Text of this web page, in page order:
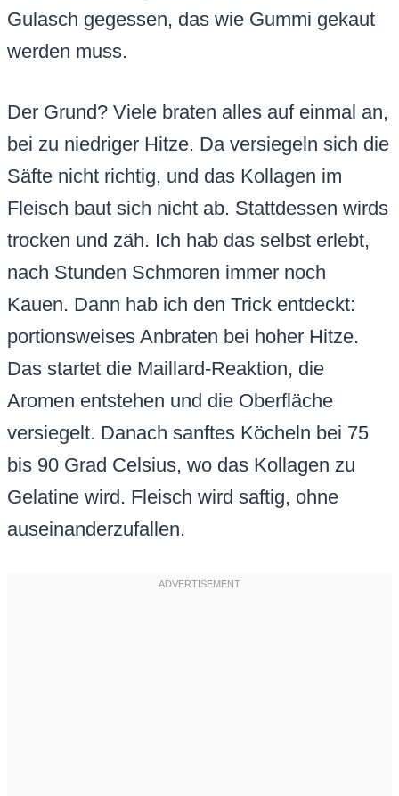
Gulasch gegessen, das wie Gummi gekaut
werden muss.
Der Grund? Viele braten alles auf einmal an,
bei zu niedriger Hitze. Da versiegeln sich die
Säfte nicht richtig, und das Kollagen im
Fleisch baut sich nicht ab. Stattdessen wirds
trocken und zäh. Ich hab das selbst erlebt,
nach Stunden Schmoren immer noch
Kauen. Dann hab ich den Trick entdeckt:
portionsweises Anbraten bei hoher Hitze.
Das startet die Maillard-Reaktion, die
Aromen entstehen und die Oberfläche
versiegelt. Danach sanftes Köcheln bei 75
bis 90 Grad Celsius, wo das Kollagen zu
Gelatine wird. Fleisch wird saftig, ohne
auseinanderzufallen.